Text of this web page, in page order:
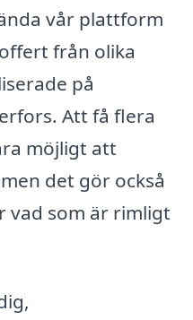
vår plattform
från olika
på
Att få flera
möjligt att
det gör också
vad som är rimligt